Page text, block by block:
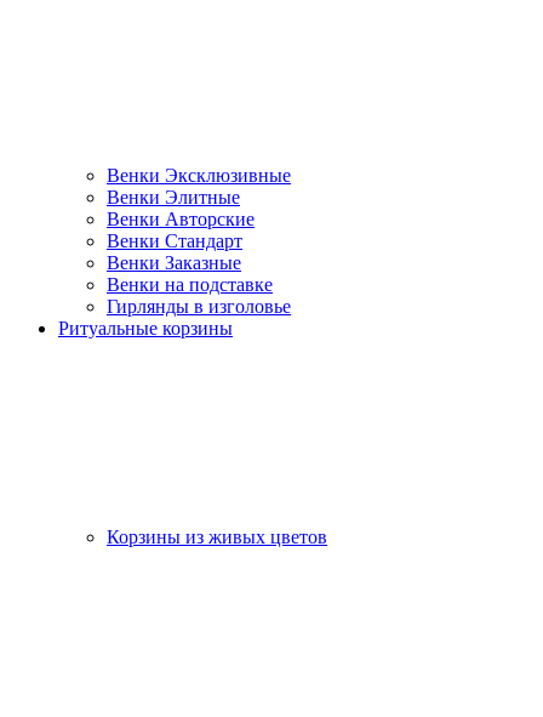
Венки Эксклюзивные
Венки Элитные
Венки Авторские
Венки Стандарт
Венки Заказные
Венки на подставке
Гирлянды в изголовье
Ритуальные корзины
Корзины из живых цветов